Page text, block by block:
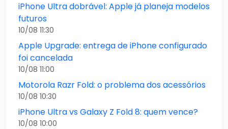
iPhone Ultra dobrável: Apple já planeja modelos
futuros
10/08 11:30
Apple Upgrade: entrega de iPhone configurado
foi cancelada
10/08 11:00
Motorola Razr Fold: o problema dos acessórios
10/08 10:30
iPhone Ultra vs Galaxy Z Fold 8: quem vence?
10/08 10:00